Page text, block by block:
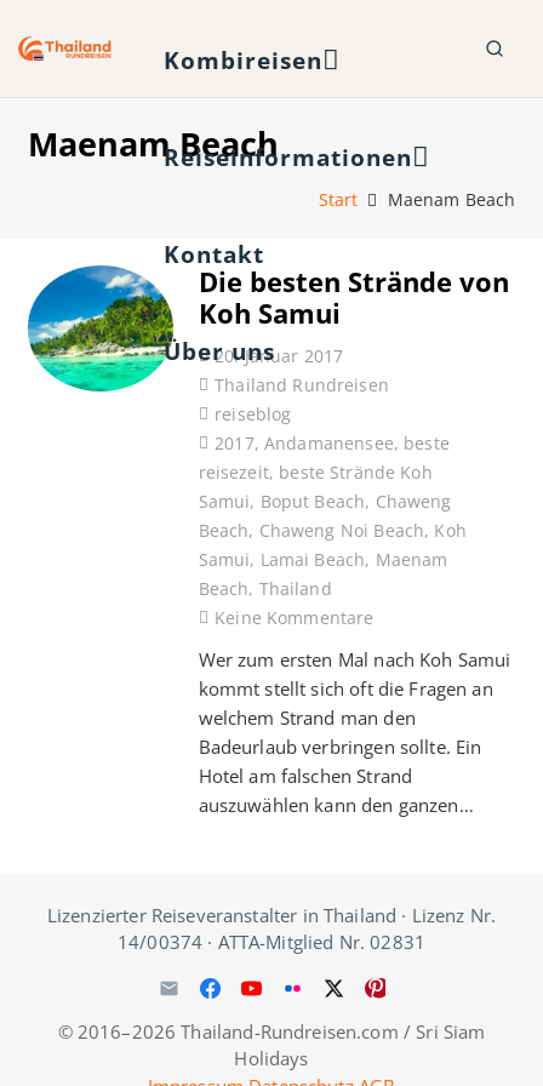
Kombireisen
Reiseinformationen
Kontakt
Über uns
Maenam Beach
Start Maenam Beach
Die besten Strände von
Koh Samui
20. Januar 2017
Thailand Rundreisen
reiseblog
2017, Andamanensee, beste
reisezeit, beste Strände Koh
Samui, Boput Beach, Chaweng
Beach, Chaweng Noi Beach, Koh
Samui, Lamai Beach, Maenam
Beach, Thailand
Keine Kommentare
Wer zum ersten Mal nach Koh Samui
kommt stellt sich oft die Fragen an
welchem Strand man den
Badeurlaub verbringen sollte. Ein
Hotel am falschen Strand
auszuwählen kann den ganzen…
Lizenzierter Reiseveranstalter in Thailand · Lizenz Nr.
14/00374 · ATTA-Mitglied Nr. 02831
© 2016–2026 Thailand-Rundreisen.com / Sri Siam
Holidays